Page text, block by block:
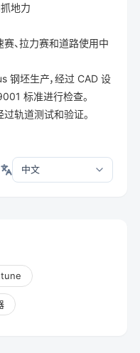
地力
、拉力赛和道路使用中
钢坯生产，经过 CAD 设
标准进行检查。
轨道测试和验证。